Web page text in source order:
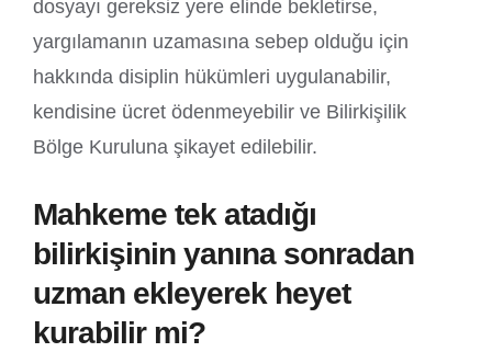
dosyayı gereksiz yere elinde bekletirse,
yargılamanın uzamasına sebep olduğu için
hakkında disiplin hükümleri uygulanabilir,
kendisine ücret ödenmeyebilir ve Bilirkişilik
Bölge Kuruluna şikayet edilebilir.
Mahkeme tek atadığı
bilirkişinin yanına sonradan
uzman ekleyerek heyet
kurabilir mi?